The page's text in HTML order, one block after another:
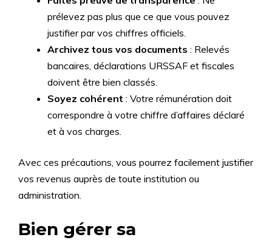
prélevez pas plus que ce que vous pouvez
justifier par vos chiffres officiels.
Archivez tous vos documents : Relevés
bancaires, déclarations URSSAF et fiscales
doivent être bien classés.
Soyez cohérent : Votre rémunération doit
correspondre à votre chiffre d’affaires déclaré
et à vos charges.
Avec ces précautions, vous pourrez facilement justifier
vos revenus auprès de toute institution ou
administration.
Bien gérer sa